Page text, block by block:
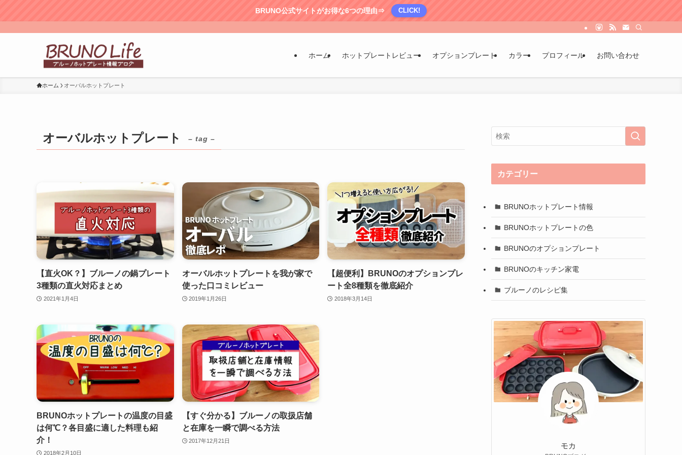
BRUNO公式サイトがお得な6つの理由⇒ CLICK!
ホーム ホットプレートレビュー オプションプレート カラー プロフィール お問い合わせ
ホーム オーバルホットプレート
オーバルホットプレート – tag –
【直火OK？】ブルーノの鍋プレート
3種類の直火対応まとめ
2021年1月4日
オーバルホットプレートを我が家で
使った口コミレビュー
2019年1月26日
【超便利】BRUNOのオプションプレ
ート全8種類を徹底紹介
2018年3月14日
BRUNOホットプレートの温度の目盛
は何℃？各目盛に適した料理も紹
介！
2018年2月10日
【すぐ分かる】ブルーノの取扱店舗
と在庫を一瞬で調べる方法
2017年12月21日
カテゴリー
BRUNOホットプレート情報
BRUNOホットプレートの色
BRUNOのオプションプレート
BRUNOのキッチン家電
ブルーノのレシピ集
モカ